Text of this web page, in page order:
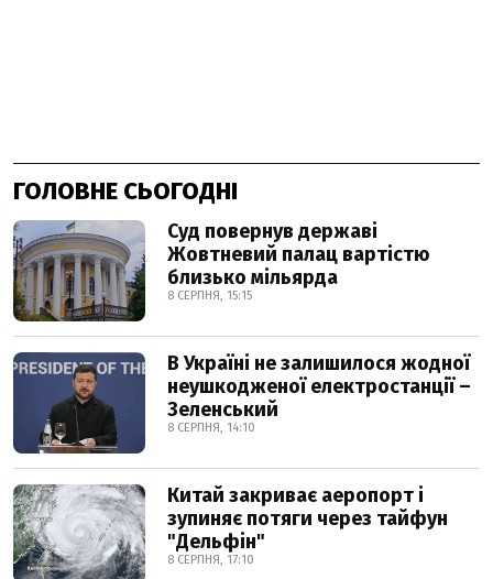
ГОЛОВНЕ СЬОГОДНІ
Суд повернув державі
Жовтневий палац вартістю
близько мільярда
8 СЕРПНЯ, 15:15
В Україні не залишилося жодної
неушкодженої електростанції –
Зеленський
8 СЕРПНЯ, 14:10
Китай закриває аеропорт і
зупиняє потяги через тайфун
"Дельфін"
8 СЕРПНЯ, 17:10